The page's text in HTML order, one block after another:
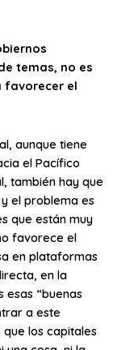
temas, no es
favorecer el
aunque tiene
el Pacífico
también hay que
el problema es
que están muy
favorece el
en plataformas
en la
esas “buenas
a este
los capitales